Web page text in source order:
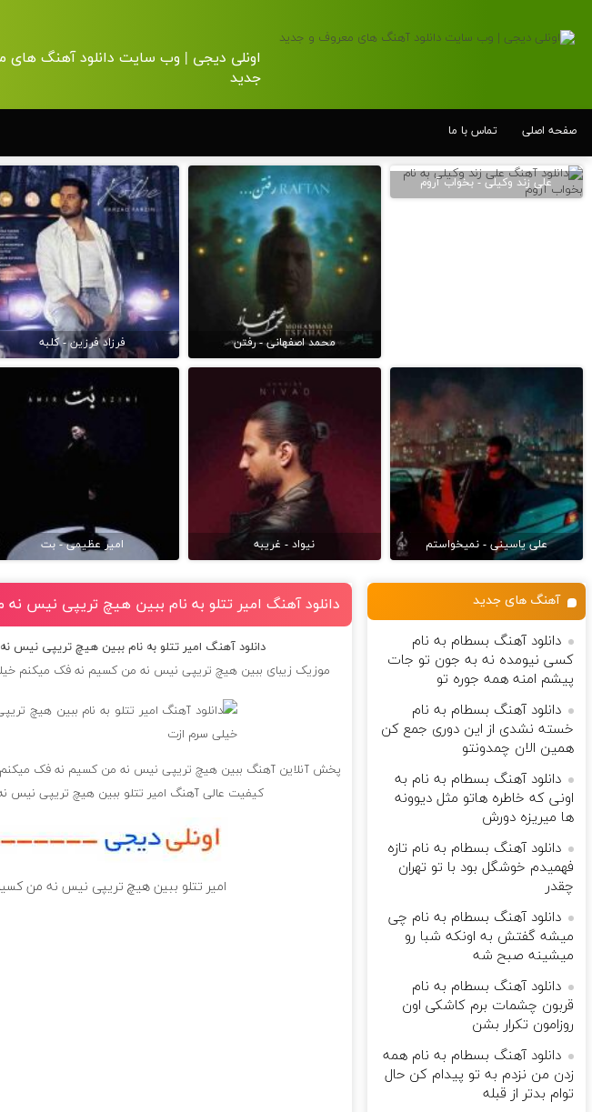
اونلی دیجی | وب سایت دانلود آهنگ های
جدید
صفحه اصلی تماس با ما
علی زند وکیلی - بخواب آروم
محمد اصفهانی - رفتن فرزاد فرزین - کلبه
علی یاسینی - نمیخواستم نیواد - غریبه امیر عظیمی - بت
دانلود آهنگ امیر تتلو به نام ببین هیچ تریپی
دانلود آهنگ امیر تتلو به نام ببین هیچ تریپی
موزیک زیبای ببین هیچ تریپی نیس نه من کسیم نه فک میکنم
پخش آنلاین آهنگ ببین هیچ تریپی نیس نه من کسیم نه فک
کیفیت عالی آهنگ امیر تتلو ببین هیچ تریپی
امیر تتلو ببین هیچ تریپی نیس نه من
آهنگ های جدید
دانلود آهنگ بسطام به نام
کسی نیومده نه به جون تو جات
پیشم امنه همه جوره تو
دانلود آهنگ بسطام به نام
خسته نشدی از این دوری جمع کن
همین الان چمدونتو
دانلود آهنگ بسطام به نام به
اونی که خاطره هاتو مثل دیوونه
ها میریزه دورش
دانلود آهنگ بسطام به نام تازه
فهمیدم خوشگل بود با تو تهران
چقدر
دانلود آهنگ بسطام به نام چی
میشه گفتش به اونکه شبا رو
میشینه صبح شه
دانلود آهنگ بسطام به نام
قربون چشمات برم کاشکی اون
روزامون تکرار بشن
دانلود آهنگ بسطام به نام همه
زدن من نزدم به تو پیدام کن حال
توام بدتر از قبله